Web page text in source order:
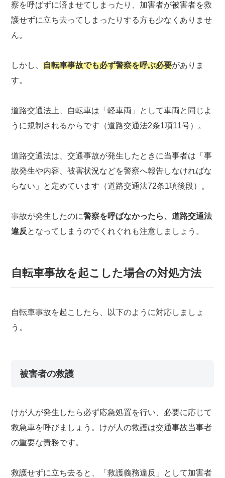
察を呼ばずに済ませてしまったり、加害者が被害者を救
護せずに立ち去ってしまったりする方も少なくありませ
ん。
しかし、自転車事故でも必ず警察を呼ぶ必要がありま
す。
道路交通法上、自転車は「軽車両」として車両と同じよ
うに規制されるからです（道路交通法2条1項11号）。
道路交通法は、交通事故が発生したときに当事者は「事
故発生や内容、被害状況などを警察へ報告しなければな
らない」と定めています（道路交通法72条1項後段）。
事故が発生したのに警察を呼ばなかったら、道路交通法
違反 となってしまうのでくれぐれも注意しましょう。
自転車事故を起こした場合の対処方法
自転車事故を起こしたら、以下のように対応しましょ
う。
被害者の救護
けが人が発生したら必ず応急処置を行い、必要に応じて
救急車を呼びましょう。けが人の救護は交通事故当事者
の重要な責務です。
救護せずに立ち去ると、「救護義務違反」として加害者